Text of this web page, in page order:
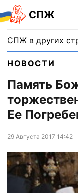
СПЖ
СПЖ в других
НОВОСТИ
Память
Ее
29 Августа 2017 14:42